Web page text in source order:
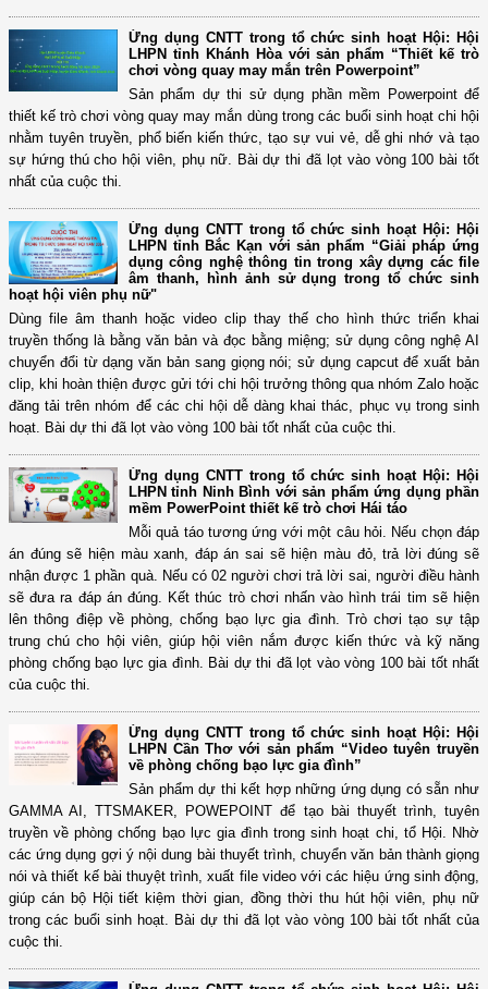
Ứng dụng CNTT trong tổ chức sinh hoạt Hội: Hội
LHPN tỉnh Khánh Hòa với sản phẩm “Thiết kế trò
chơi vòng quay may mắn trên Powerpoint”
Sản phẩm dự thi sử dụng phần mềm Powerpoint để
thiết kế trò chơi vòng quay may mắn dùng trong các buổi sinh hoạt chi hội
nhằm tuyên truyền, phổ biến kiến thức, tạo sự vui vẻ, dễ ghi nhớ và tạo
sự hứng thú cho hội viên, phụ nữ. Bài dự thi đã lọt vào vòng 100 bài tốt
nhất của cuộc thi.
Ứng dụng CNTT trong tổ chức sinh hoạt Hội: Hội
LHPN tỉnh Bắc Kạn với sản phẩm “Giải pháp ứng
dụng công nghệ thông tin trong xây dựng các file
âm thanh, hình ảnh sử dụng trong tổ chức sinh
hoạt hội viên phụ nữ"
Dùng file âm thanh hoặc video clip thay thế cho hình thức triển khai
truyền thống là bằng văn bản và đọc bằng miệng; sử dụng công nghệ AI
chuyển đổi từ dạng văn bản sang giọng nói; sử dụng capcut để xuất bản
clip, khi hoàn thiện được gửi tới chi hội trưởng thông qua nhóm Zalo hoặc
đăng tải trên nhóm để các chi hội dễ dàng khai thác, phục vụ trong sinh
hoạt. Bài dự thi đã lọt vào vòng 100 bài tốt nhất của cuộc thi.
Ứng dụng CNTT trong tổ chức sinh hoạt Hội: Hội
LHPN tỉnh Ninh Bình với sản phẩm ứng dụng phần
mềm PowerPoint thiết kế trò chơi Hái táo
Mỗi quả táo tương ứng với một câu hỏi. Nếu chọn đáp
án đúng sẽ hiện màu xanh, đáp án sai sẽ hiện màu đỏ, trả lời đúng sẽ
nhận được 1 phần quà. Nếu có 02 người chơi trả lời sai, người điều hành
sẽ đưa ra đáp án đúng. Kết thúc trò chơi nhấn vào hình trái tim sẽ hiện
lên thông điệp về phòng, chống bạo lực gia đình. Trò chơi tạo sự tập
trung chú cho hội viên, giúp hội viên nắm được kiến thức và kỹ năng
phòng chống bạo lực gia đình. Bài dự thi đã lọt vào vòng 100 bài tốt nhất
của cuộc thi.
Ứng dụng CNTT trong tổ chức sinh hoạt Hội: Hội
LHPN Cần Thơ với sản phẩm “Video tuyên truyền
về phòng chống bạo lực gia đình”
Sản phẩm dự thi kết hợp những ứng dụng có sẵn như
GAMMA AI, TTSMAKER, POWEPOINT để tạo bài thuyết trình, tuyên
truyền về phòng chống bạo lực gia đình trong sinh hoạt chi, tổ Hội. Nhờ
các ứng dụng gợi ý nội dung bài thuyết trình, chuyển văn bản thành giọng
nói và thiết kế bài thuyệt trình, xuất file video với các hiệu ứng sinh động,
giúp cán bộ Hội tiết kiệm thời gian, đồng thời thu hút hội viên, phụ nữ
trong các buổi sinh hoạt. Bài dự thi đã lọt vào vòng 100 bài tốt nhất của
cuộc thi.